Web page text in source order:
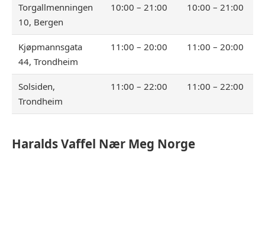
Torgallmenningen
10, Bergen
10:00 – 21:00 10:00 – 21:00
Kjøpmannsgata
44, Trondheim
11:00 – 20:00 11:00 – 20:00
Solsiden,
Trondheim
11:00 – 22:00 11:00 – 22:00
Haralds Vaffel Nær Meg Norge